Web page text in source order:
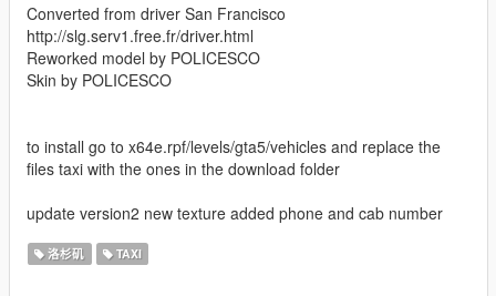
Converted from driver San Francisco
http://slg.serv1.free.fr/driver.html
Reworked model by POLICESCO
Skin by POLICESCO
to install go to x64e.rpf/levels/gta5/vehicles and replace the
files taxi with the ones in the download folder
update version2 new texture added phone and cab number
洛杉矶 TAXI